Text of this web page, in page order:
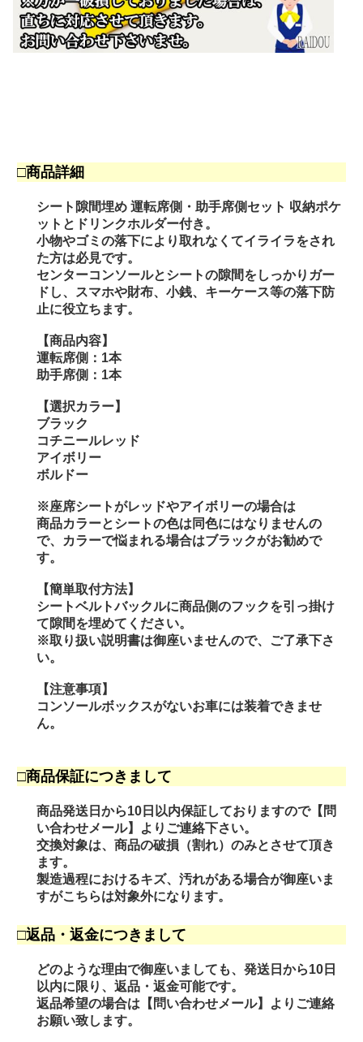
□商品詳細
シート隙間埋め 運転席側・助手席側セット 収納ポケ
ットとドリンクホルダー付き。
小物やゴミの落下により取れなくてイライラをされ
た方は必見です。
センターコンソールとシートの隙間をしっかりガー
ドし、スマホや財布、小銭、キーケース等の落下防
止に役立ちます。
【商品内容】
運転席側：1本
助手席側：1本
【選択カラー】
ブラック
コチニールレッド
アイボリー
ボルドー
※座席シートがレッドやアイボリーの場合は
商品カラーとシートの色は同色にはなりませんの
で、カラーで悩まれる場合はブラックがお勧めで
す。
【簡単取付方法】
シートベルトバックルに商品側のフックを引っ掛け
て隙間を埋めてください。
※取り扱い説明書は御座いませんので、ご了承下さ
い。
【注意事項】
コンソールボックスがないお車には装着できませ
ん。
□商品保証につきまして
商品発送日から10日以内保証しておりますので【問
い合わせメール】よりご連絡下さい。
交換対象は、商品の破損（割れ）のみとさせて頂き
ます。
製造過程におけるキズ、汚れがある場合が御座いま
すがこちらは対象外になります。
□返品・返金につきまして
どのような理由で御座いましても、発送日から10日
以内に限り、返品・返金可能です。
返品希望の場合は【問い合わせメール】よりご連絡
お願い致します。